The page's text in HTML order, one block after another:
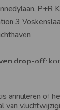
P+R
3
drop-off:
annuleren of
van